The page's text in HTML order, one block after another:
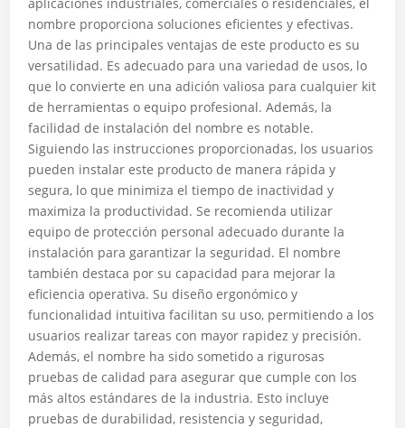
nombre proporciona soluciones eficientes y efectivas.
Una de las principales ventajas de este producto es su
versatilidad. Es adecuado para una variedad de usos, lo
que lo convierte en una adición valiosa para cualquier kit
de herramientas o equipo profesional. Además, la
facilidad de instalación del nombre es notable.
Siguiendo las instrucciones proporcionadas, los usuarios
pueden instalar este producto de manera rápida y
segura, lo que minimiza el tiempo de inactividad y
maximiza la productividad. Se recomienda utilizar
equipo de protección personal adecuado durante la
instalación para garantizar la seguridad. El nombre
también destaca por su capacidad para mejorar la
eficiencia operativa. Su diseño ergonómico y
funcionalidad intuitiva facilitan su uso, permitiendo a los
usuarios realizar tareas con mayor rapidez y precisión.
Además, el nombre ha sido sometido a rigurosas
pruebas de calidad para asegurar que cumple con los
más altos estándares de la industria. Esto incluye
pruebas de durabilidad, resistencia y seguridad,